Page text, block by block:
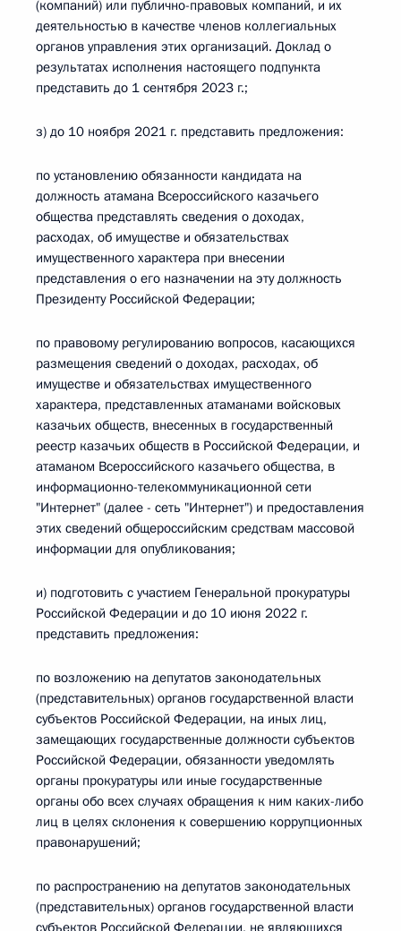
(компаний) или публично-правовых компаний, и их
деятельностью в качестве членов коллегиальных
органов управления этих организаций. Доклад о
результатах исполнения настоящего подпункта
представить до 1 сентября 2023 г.;
з) до 10 ноября 2021 г. представить предложения:
по установлению обязанности кандидата на
должность атамана Всероссийского казачьего
общества представлять сведения о доходах,
расходах, об имуществе и обязательствах
имущественного характера при внесении
представления о его назначении на эту должность
Президенту Российской Федерации;
по правовому регулированию вопросов, касающихся
размещения сведений о доходах, расходах, об
имуществе и обязательствах имущественного
характера, представленных атаманами войсковых
казачьих обществ, внесенных в государственный
реестр казачьих обществ в Российской Федерации, и
атаманом Всероссийского казачьего общества, в
информационно-телекоммуникационной сети
"Интернет" (далее - сеть "Интернет") и предоставления
этих сведений общероссийским средствам массовой
информации для опубликования;
и) подготовить с участием Генеральной прокуратуры
Российской Федерации и до 10 июня 2022 г.
представить предложения:
по возложению на депутатов законодательных
(представительных) органов государственной власти
субъектов Российской Федерации, на иных лиц,
замещающих государственные должности субъектов
Российской Федерации, обязанности уведомлять
органы прокуратуры или иные государственные
органы обо всех случаях обращения к ним каких-либо
лиц в целях склонения к совершению коррупционных
правонарушений;
по распространению на депутатов законодательных
(представительных) органов государственной власти
субъектов Российской Федерации, не являющихся